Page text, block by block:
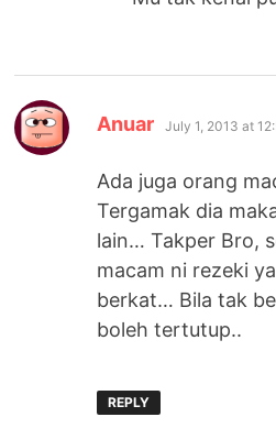
Anuar says:
July 1, 2013 at
Ada juga orang
Tergamak dia
lain… Takper Bro,
macam ni rezeki
berkat… Bila tak
boleh tertutup..
REPLY